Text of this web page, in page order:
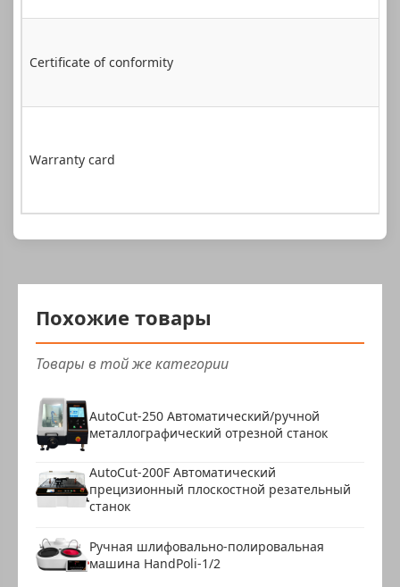
Certificate of conformity
Warranty card
Похожие товары
Товары в той же категории
AutoCut-250 Автоматический/ручной
металлографический отрезной станок
AutoCut-200F Автоматический
прецизионный плоскостной резательный
станок
Ручная шлифовально-полировальная
машина HandPoli-1/2